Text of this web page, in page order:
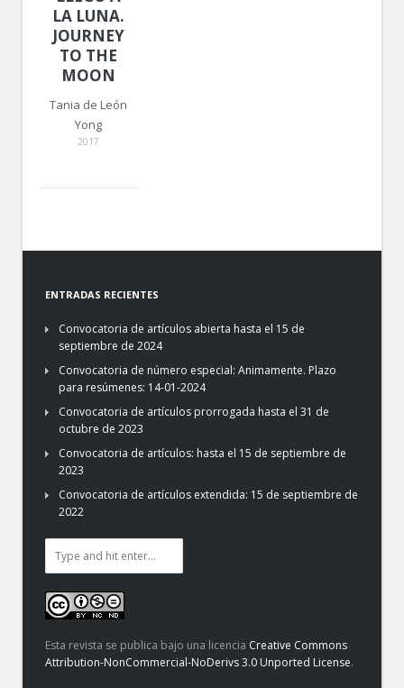
LA LUNA.
JOURNEY
TO THE
MOON
Tania de León
Yong
2017
ENTRADAS RECIENTES
Convocatoria de artículos abierta hasta el 15 de
septiembre de 2024
Convocatoria de número especial: Animamente. Plazo
para resúmenes: 14-01-2024
Convocatoria de artículos prorrogada hasta el 31 de
octubre de 2023
Convocatoria de artículos: hasta el 15 de septiembre de
2023
Convocatoria de artículos extendida: 15 de septiembre de
2022
Esta revista se publica bajo una licencia Creative Commons
Attribution-NonCommercial-NoDerivs 3.0 Unported License.